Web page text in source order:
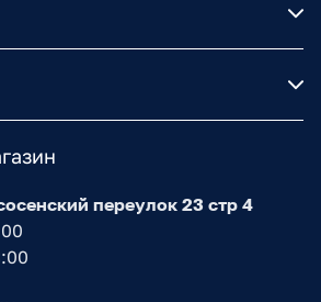
переулок 23 стр 4